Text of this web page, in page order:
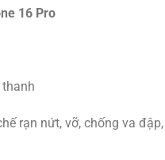
16 Pro
rạn nứt, vỡ, chống va